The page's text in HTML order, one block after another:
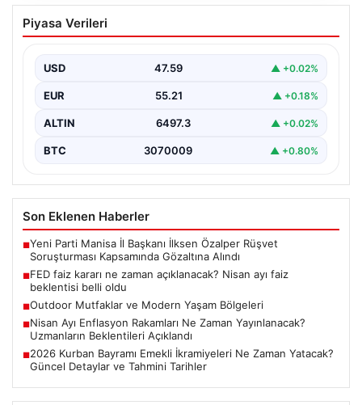
FED faiz kararı ne zaman açıklanacak?
Nisan ayı faiz beklentisi belli oldu
Piyasa Verileri
USD 47.59 ▲ +0.02%
EUR 55.21 ▲ +0.18%
ALTIN 6497.3 ▲ +0.02%
BTC 3070009 ▲ +0.80%
Son Eklenen Haberler
■Yeni Parti Manisa İl Başkanı İlksen Özalper Rüşvet
Soruşturması Kapsamında Gözaltına Alındı
■FED faiz kararı ne zaman açıklanacak? Nisan ayı faiz
beklentisi belli oldu
■Outdoor Mutfaklar ve Modern Yaşam Bölgeleri
■Nisan Ayı Enflasyon Rakamları Ne Zaman Yayınlanacak?
Uzmanların Beklentileri Açıklandı
■2026 Kurban Bayramı Emekli İkramiyeleri Ne Zaman Yatacak?
Güncel Detaylar ve Tahmini Tarihler